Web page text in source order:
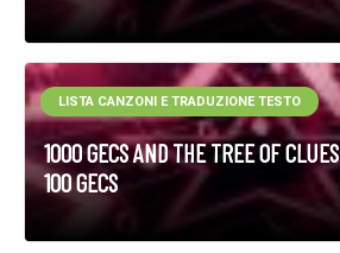
1000 GECS AND THE TREE OF CLUES
100 GECS
LISTA CANZONI E TRADUZIONE TESTO